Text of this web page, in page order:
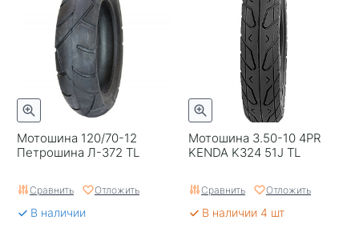
Мотошина 120/70-12
Петрошина Л-372 TL
Сравнить Отложить
В наличии
Мотошина 3.50-10 4PR
KENDA K324 51J TL
Сравнить Отложить
В наличии 4 шт